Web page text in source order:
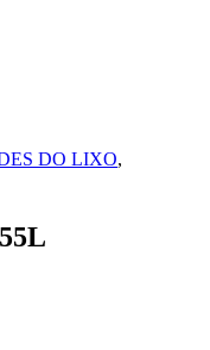
DO LIXO,